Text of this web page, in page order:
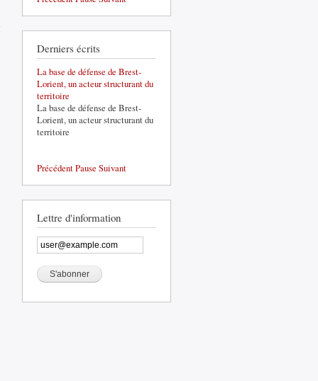
Rapport
d'activité
Derniers écrits
La base de défense de Brest-
Lorient, un acteur structurant du
territoire
La base de défense de Brest-
Lorient, un acteur structurant du
territoire
PrécédentPause Suivant
Lettre d'information